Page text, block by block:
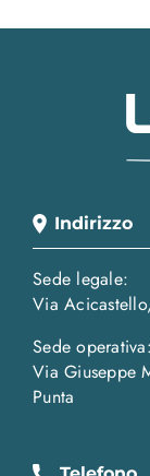
Indirizzo
Sede legale:
Via
Sede operativa:
Via Giuseppe
Punta